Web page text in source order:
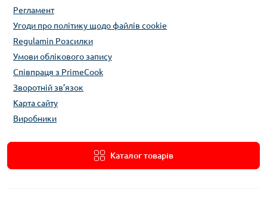
Регламент
Угоди про політику щодо файлів cookie
Regulamin Розсилки
Умови облікового запису
Співпраця з PrimeCook
Зворотній зв’язок
Карта сайту
Виробники
Каталог товарів